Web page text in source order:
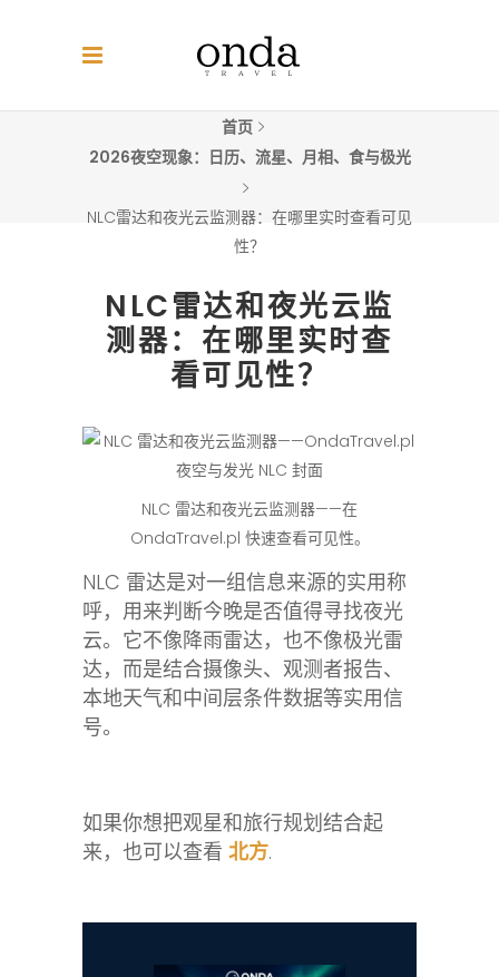
首页
2026夜空现象：日历、流星、月相、食与极光
NLC雷达和夜光云监测器：在哪里实时查看可见
性？
NLC雷达和夜光云监
测器：在哪里实时查
看可见性？
NLC 雷达和夜光云监测器——在
OndaTravel.pl 快速查看可见性。
NLC 雷达是对一组信息来源的实用称
呼，用来判断今晚是否值得寻找夜光
云。它不像降雨雷达，也不像极光雷
达，而是结合摄像头、观测者报告、
本地天气和中间层条件数据等实用信
号。
如果你想把观星和旅行规划结合起
来，也可以查看 北方.